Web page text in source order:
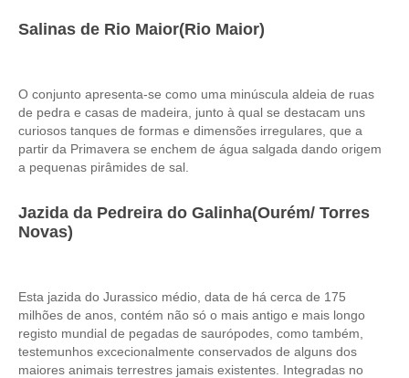
Évora e Monsaraz
O Tesouro dos Templários
Castelos Templários e Vilas Ribeirinhas
Tours meio dia
Tour de meio-dia em Fátima
The Lisbon Walk & Talk Street Art Tour
Rota do Azulejo
A Calçada Portuguesa
Salinas de Rio Maior(Rio Maior)
O conjunto apresenta-se como uma minúscula aldeia de ruas
de pedra e casas de madeira, junto à qual se destacam uns
curiosos tanques de formas e dimensões irregulares, que a
partir da Primavera se enchem de água salgada dando origem
a pequenas pirâmides de sal.
Jazida da Pedreira do Galinha(Ourém/ Torres
Novas)
Esta jazida do Jurassico médio, data de há cerca de 175
milhões de anos, contém não só o mais antigo e mais longo
registo mundial de pegadas de saurópodes, como também,
testemunhos excecionalmente conservados de alguns dos
maiores animais terrestres jamais existentes. Integradas no